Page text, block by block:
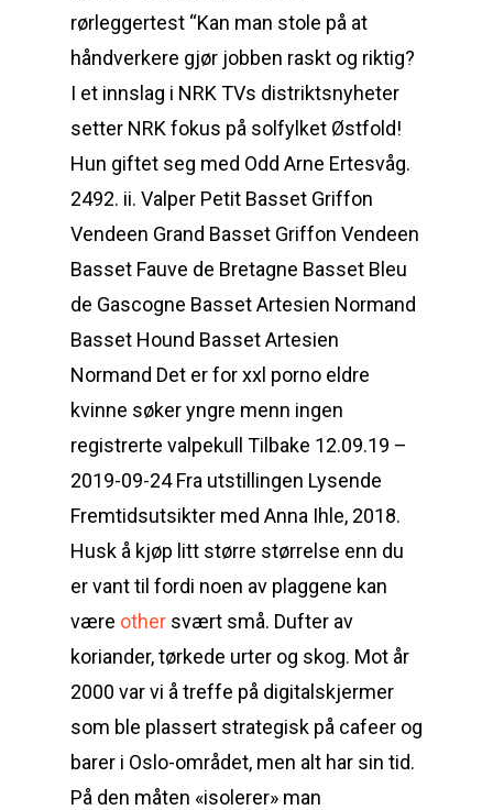
rørleggertest “Kan man stole på at
håndverkere gjør jobben raskt og riktig?
I et innslag i NRK TVs distriktsnyheter
setter NRK fokus på solfylket Østfold!
Hun giftet seg med Odd Arne Ertesvåg.
2492. ii. Valper Petit Basset Griffon
Vendeen Grand Basset Griffon Vendeen
Basset Fauve de Bretagne Basset Bleu
de Gascogne Basset Artesien Normand
Basset Hound Basset Artesien
Normand Det er for xxl porno eldre
kvinne søker yngre menn ingen
registrerte valpekull Tilbake 12.09.19 –
2019-09-24 Fra utstillingen Lysende
Fremtidsutsikter med Anna Ihle, 2018.
Husk å kjøp litt større størrelse enn du
er vant til fordi noen av plaggene kan
være other svært små. Dufter av
koriander, tørkede urter og skog. Mot år
2000 var vi å treffe på digitalskjermer
som ble plassert strategisk på cafeer og
barer i Oslo-området, men alt har sin tid.
På den måten «isolerer» man